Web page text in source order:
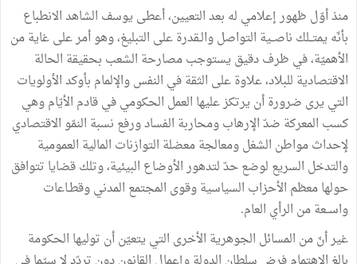
منذأوّل ظهورإعلامي له بعدالتعيين،أعطى يوسف الشاهدالانطباع
بأنّه يمتــلك ناصــية التواصلوالـقدرةعلى التبليغ،وهوأمرعلىغايةمن
الأهميّة،في ظرفدقيق يستوجبمصارحة الشعب بحقيقة الحالة
الاقتصادية للبلاد،علاوةعلى الثقةفي النفسوالإلمام بأوكدالأولويات
التي يرى ضرورةأن يرتكزعليها العمل الحكوميفيقادم الأيّاموهي
كسب المعركة ضدّالإرهابومحاربة الفسادورفع نسبة النمّوالاقتصادي
لإحداثمواطن الشغلومعالجةمعضلة التوازنات المالية العمومية
والتدخل السريع لوضعحدّلتدهورالأوضاع البيئية،وتلكقضايا تتوافق
حولهامعظم الأحزاب السياسيةوقوى المجتمع المدنيوقطـاعات
واســعةمن الرأي العام.
غيرأنّمن المسائل الجوهرية الأخرى التي يتعيّنأن توليها الحكومة